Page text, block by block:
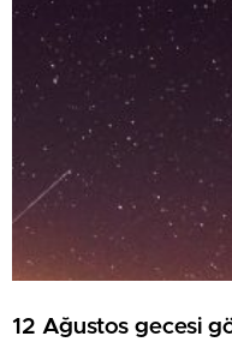
12 Ağustos gecesi